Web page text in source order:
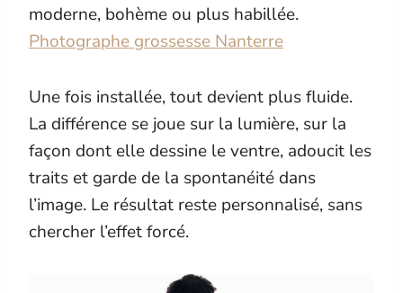
moderne, bohème ou plus habillée.
Photographe grossesse Nanterre
Une fois installée, tout devient plus fluide.
La différence se joue sur la lumière, sur la
façon dont elle dessine le ventre, adoucit les
traits et garde de la spontanéité dans
l’image. Le résultat reste personnalisé, sans
chercher l’effet forcé.